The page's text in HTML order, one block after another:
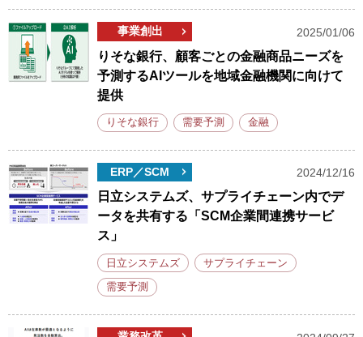
事業創出 2025/01/06
りそな銀行、顧客ごとの金融商品ニーズを
予測するAIツールを地域金融機関に向けて
提供
りそな銀行 需要予測 金融
ERP／SCM 2024/12/16
日立システムズ、サプライチェーン内でデ
ータを共有する「SCM企業間連携サービ
ス」
日立システムズ サプライチェーン
需要予測